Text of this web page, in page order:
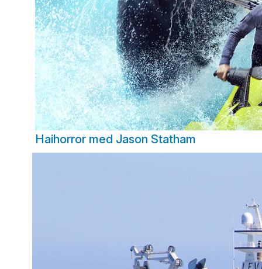
Haihorror med Jason Statham